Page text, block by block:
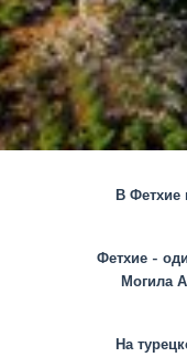
В Фетхие
Фетхие -
Могила
На